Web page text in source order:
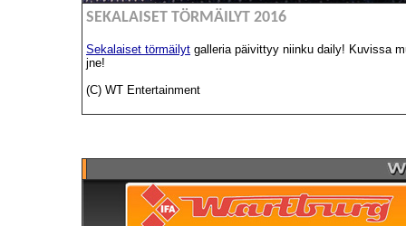
SEKALAISET TÖRMÄILYT 2016
Sekalaiset törmäilyt galleria päivittyy niinku daily! Kuvissa
jne!
(C) WT Entertainment